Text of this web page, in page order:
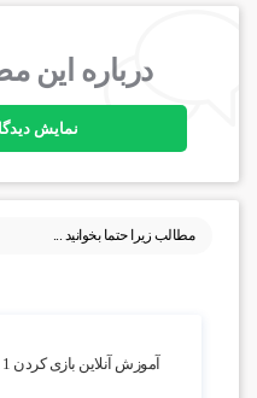
درباره این
نمایش
مطالب زیرا حتما بخوانید ...
آموزش آنلاین بازی کردن Red Dead Redemption 1 برای PC